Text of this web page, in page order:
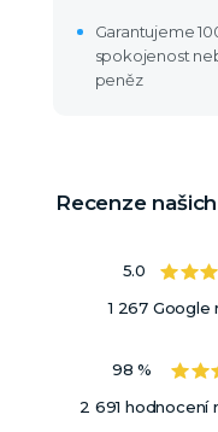
Garantujeme
spokojenost
peněz
Recenze
5.0
1 267 Google
98 %
2 691 hodnocení